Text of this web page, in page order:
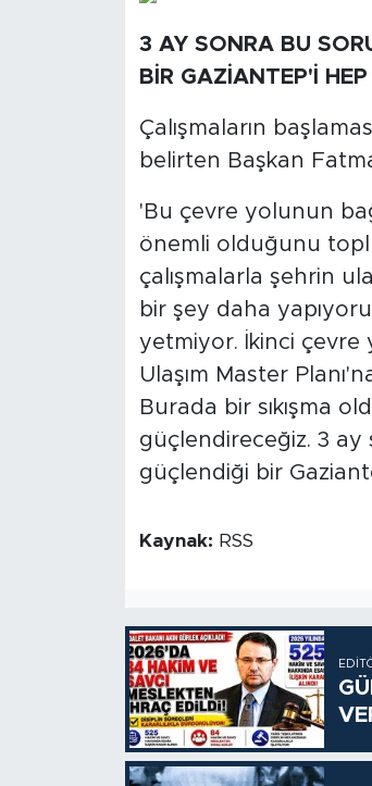
3 AY SONRA BU
BİR GAZİANTEP'İ
Çalışmaların
belirten Başkan
'Bu çevre yolunun
önemli olduğunu
çalışmalarla şehrin
bir şey daha
yetmiyor. İkinci çevre
Ulaşım Master
Burada bir sıkışma
güçlendireceğiz. 3 ay
güçlendiği bir
Kaynak: RSS